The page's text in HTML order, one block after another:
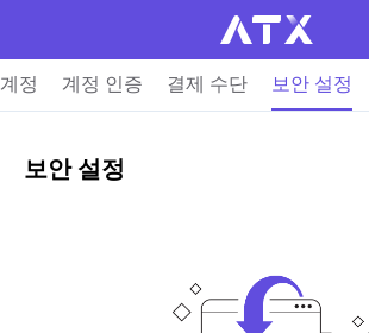
계정 계정 인증 결제 수단 보안 설정
보안 설정